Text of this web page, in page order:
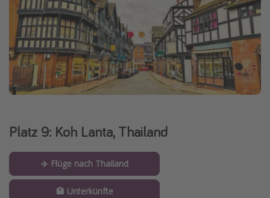
Platz 9: Koh Lanta, Thailand
✈️ Flüge nach Thailand
🏩 Unterkünfte